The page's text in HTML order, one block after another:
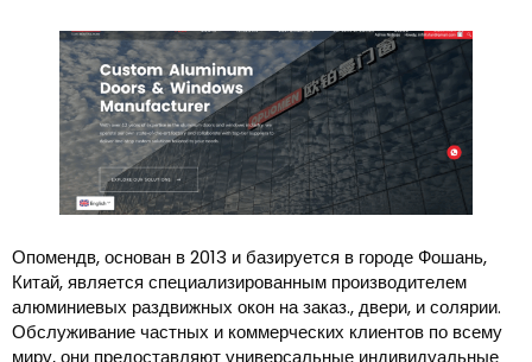
Опомендв, основан в 2013 и базируется в городе Фошань,
Китай, является специализированным производителем
алюминиевых раздвижных окон на заказ., двери, и солярии.
Обслуживание частных и коммерческих клиентов по всему